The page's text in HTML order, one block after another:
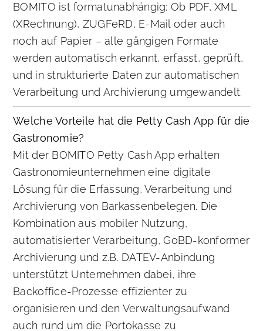
BOMITO ist formatunabhängig: Ob PDF, XML
(XRechnung), ZUGFeRD, E-Mail oder auch
noch auf Papier – alle gängigen Formate
werden automatisch erkannt, erfasst, geprüft,
und in strukturierte Daten zur automatischen
Verarbeitung und Archivierung umgewandelt.
Welche Vorteile hat die Petty Cash App für die
Gastronomie?
Mit der BOMITO Petty Cash App erhalten
Gastronomieunternehmen eine digitale
Lösung für die Erfassung, Verarbeitung und
Archivierung von Barkassenbelegen. Die
Kombination aus mobiler Nutzung,
automatisierter Verarbeitung, GoBD-konformer
Archivierung und z.B. DATEV-Anbindung
unterstützt Unternehmen dabei, ihre
Backoffice-Prozesse effizienter zu
organisieren und den Verwaltungsaufwand
auch rund um die Portokasse zu